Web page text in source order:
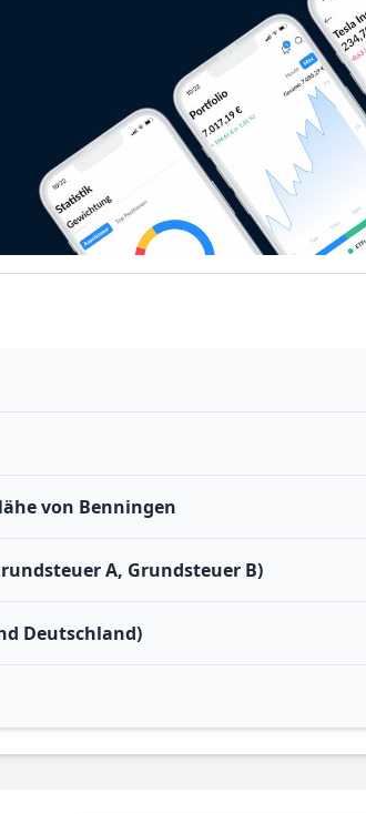
von Benningen
A, Grundsteuer B)
Deutschland)